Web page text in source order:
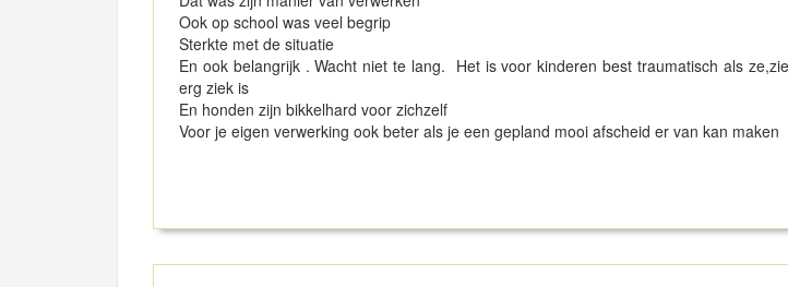
Ook op school was veel begrip
Sterkte met de situatie
En ook belangrijk . Wacht niet te lang. Het is voor kinderen best traumatisch als
erg ziek is
En honden zijn bikkelhard voor zichzelf
Voor je eigen verwerking ook beter als je een gepland mooi afscheid er van kan maken